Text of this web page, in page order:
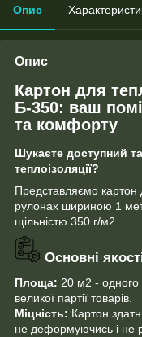
Опис
Опис
Картон для
Б-350: ваш
та комфорту
Шукаєте доступний
теплоізоляції?
Представляємо картон
рулонах шириною 1
щільністю 350 г/м2.
Основні
Площа: 20 м2 - одного
великої партії товарів.
Міцність: Картон
не деформуючись і не